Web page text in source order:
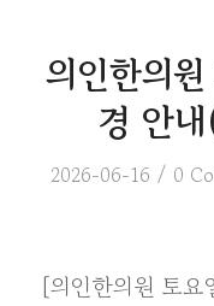
의인한의
경 안
2026-06-16 / 0
[의인한의원 토